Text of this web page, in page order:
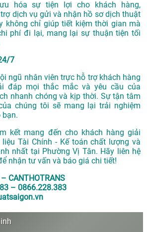
hóa sự tiện lợi cho khách hàng,
trợ dịch vụ gửi và nhận hồ sơ dịch thuật
không chỉ giúp tiết kiệm thời gian mà
phí đi lại, mang lại sự thuận tiện tối
7
ngũ nhân viên trực hỗ trợ khách hàng
đáp mọi thắc mắc và yêu cầu của
nhanh chóng và kịp thời. Sự tận tâm
chúng tôi sẽ mang lại trải nghiệm
bạn.
kết mang đến cho khách hàng giải
Tài Chính - Kế toán chất lượng và
nhất tại Phường Vị Tân. Hãy liên hệ
nhận tư vấn và báo giá chi tiết!
CANTHOTRANS
– 0866.228.383